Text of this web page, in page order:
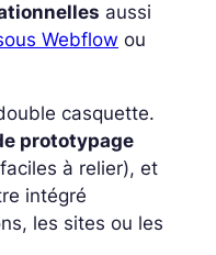
aussi
Webflow ou
casquette.
prototypage
à relier), et
intégré
les sites ou les